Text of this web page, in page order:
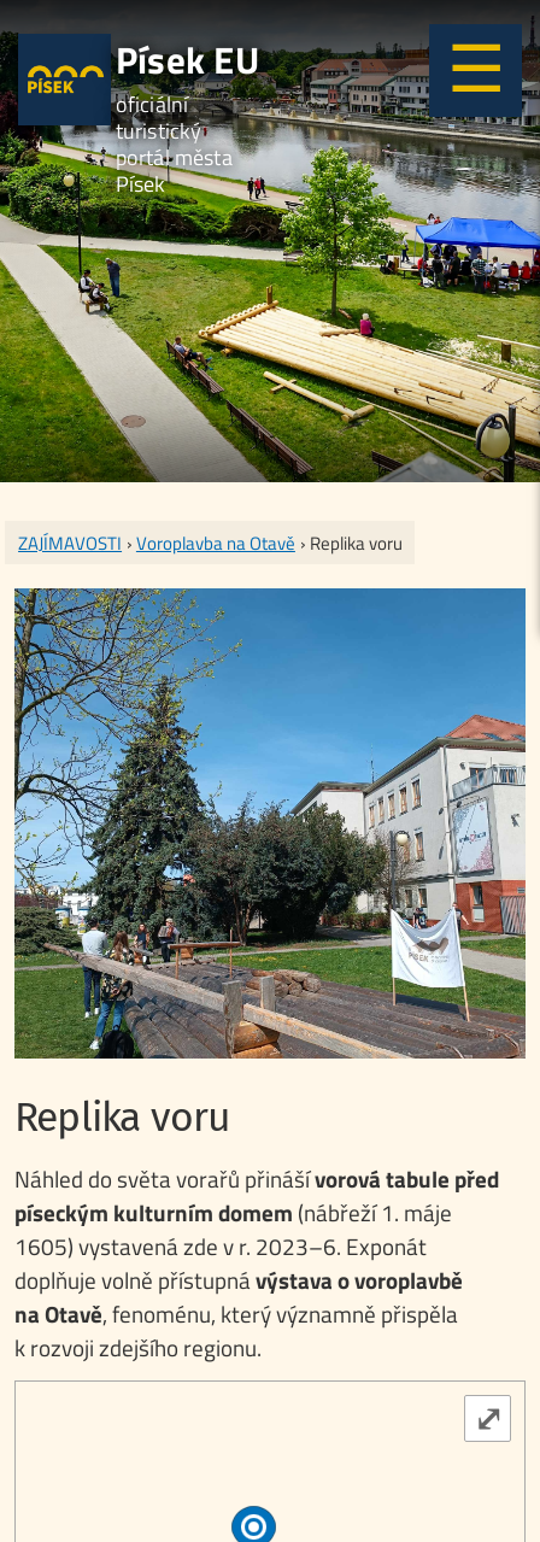
Písek EU
oficiální
turistický
portál města
Písek
ZAJÍMAVOSTI ›Voroplavba na Otavě › Replika voru
Replika voru
Náhled do světa vorařů přinášívorová tabule před
píseckým kulturním domem (nábřeží 1. máje
1605) vystavená zde v r. 2023–6. Exponát
doplňuje volně přístupnávýstava o voroplavbě
na Otavě, fenoménu, který významně přispěla
k rozvoji zdejšího regionu.
⤢